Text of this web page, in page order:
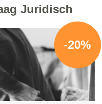
Juridisch
-20%